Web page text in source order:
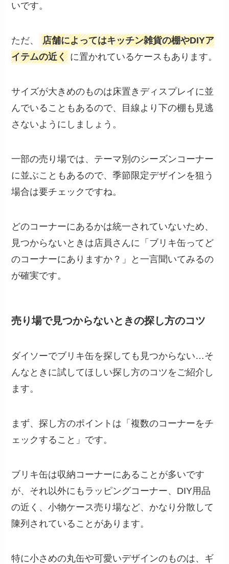
いです。
ただ、
店舗によってはキッチン雑貨の棚やDIYア
イテムの近く に置かれているケースもあります。
サイズが大きめのものは床置きディスプレイに並
んでいることもあるので、目線より下の棚も見逃
さないようにしましょう。
一部の売り場では、テーマ別のシーズンコーナー
に並ぶこともあるので、季節限定デザインを狙う
場合は要チェックですね。
どのコーナーにあるかは統一されていないため、
見つからないときは店員さんに「ブリキ缶ってど
のコーナーにありますか？」と一言聞いてみるの
が確実です。
売り場で見つからないときの探し方のコツ
ダイソーでブリキ缶を探しても見つからない…そ
んなときに試してほしい探し方のコツをご紹介し
ます。
まず、探し方のポイントは「複数のコーナーをチ
ェックすること」です。
ブリキ缶は収納コーナーにあることが多いです
が、それ以外にもラッピングコーナー、DIY用品
の近く、小物ケース売り場など、かなり分散して
陳列されていることがあります。
特に小さめの丸缶や可愛いデザインのものは、ギ